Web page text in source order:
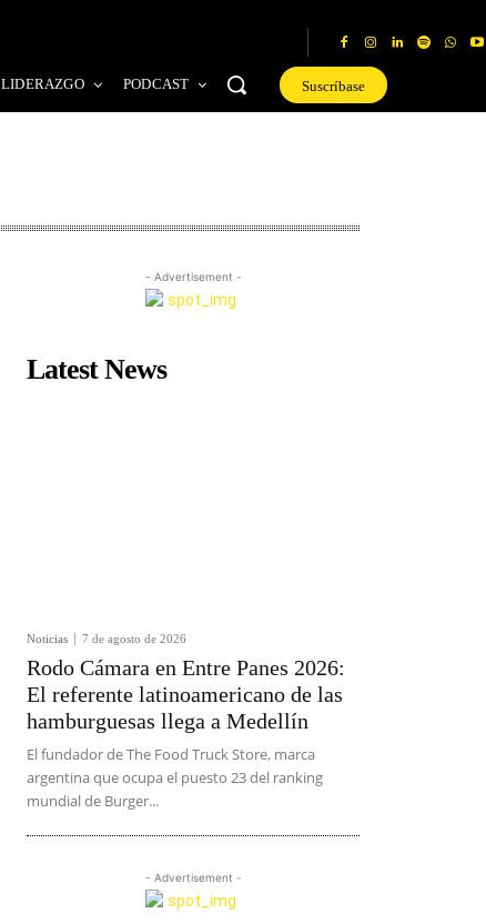
LIDERAZGO PODCAST Suscríbase
- Advertisement -
Latest News
Noticias 7 de agosto de 2026
Rodo Cámara en Entre Panes 2026:
El referente latinoamericano de las
hamburguesas llega a Medellín
El fundador de The Food Truck Store, marca
argentina que ocupa el puesto 23 del ranking
mundial de Burger...
- Advertisement -